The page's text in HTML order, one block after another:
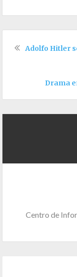
Adolfo Hitler
Drama
Centro de